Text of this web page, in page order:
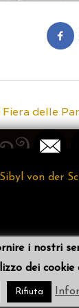
delle
i nostri
dei
Rifiuta
Sibyl von der